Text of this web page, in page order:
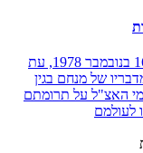
מאמר עיתון המסקר כנס חברי אצ"ל שנערך ב-16 בנובמבר 1978, עת
של מנחם בגין
האצ"ל על תרומתם
לעולמם